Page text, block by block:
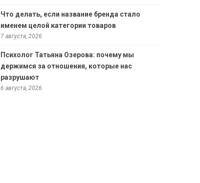
Что делать, если название бренда стало
именем целой категории товаров
7 августа, 2026
Психолог Татьяна Озерова: почему мы
держимся за отношения, которые нас
разрушают
6 августа, 2026